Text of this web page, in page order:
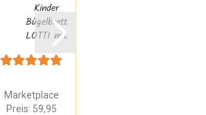
Kinder
Bügelbrett
LOTTI mit
platzsparend...
Marketplace
Preis: 59,95